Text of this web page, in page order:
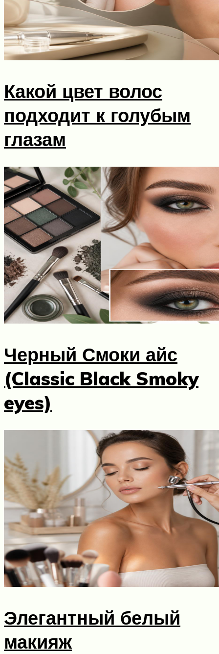
Какой цвет волос
подходит к голубым
глазам
Черный Смоки айс
(Classic Black Smoky
eyes)
Элегантный белый
макияж